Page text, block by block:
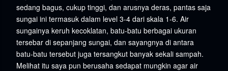
sedang bagus, cukup tinggi, dan arusnya deras, pantas saja
sungai ini termasuk dalam level 3-4 dari skala 1-6. Air
sungainya keruh kecoklatan, batu-batu berbagai ukuran
tersebar di sepanjang sungai, dan sayangnya di antara
batu-batu tersebut juga tersangkut banyak sekali sampah.
Melihat itu saya pun berusaha sedapat mungkin agar air